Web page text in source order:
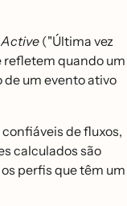
("Última vez
refletem quando um
um evento ativo
de fluxos,
calculados são
perfis que têm um